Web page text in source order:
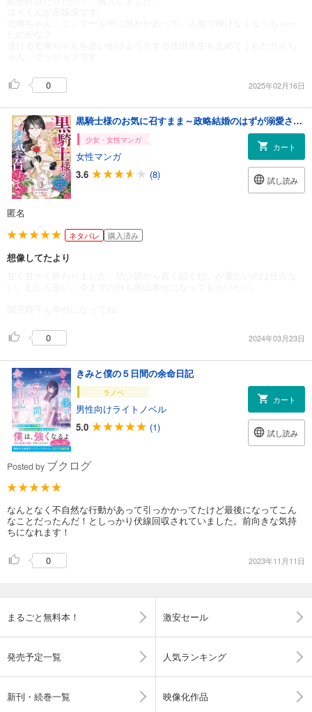
0 2025年02月16日
黒騎士様のお気に召すまま～政略結婚のはずが溺愛されています～3巻
少女・女性マンガ
女性マンガ
3.6
(8)
カート
試し読み
匿名
ネタバレ 購入済み
想像してたより
0 2024年03月23日
きみと僕の５日間の余命日記
ラノベ
男性向けライトノベル
5.0
(1)
カート
試し読み
Posted by ブクログ
なんとなく不自然な行動があって引っかかってたけど最後になってこん
なことだったんだ！としっかり伏線回収されていました。前向きな気持
ちになれます！
0 2023年11月11日
まるごと無料本！ 激安セール
発売予定一覧 人気ランキング
新刊・続巻一覧 映像化作品